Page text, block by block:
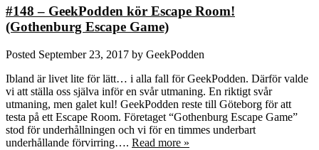
#148 – GeekPodden kör Escape Room!
(Gothenburg Escape Game)
Posted September 23, 2017 by GeekPodden
Ibland är livet lite för lätt… i alla fall för GeekPodden. Därför valde
vi att ställa oss själva inför en svår utmaning. En riktigt svår
utmaning, men galet kul! GeekPodden reste till Göteborg för att
testa på ett Escape Room. Företaget “Gothenburg Escape Game”
stod för underhållningen och vi för en timmes underbart
underhållande förvirring…. Read more »